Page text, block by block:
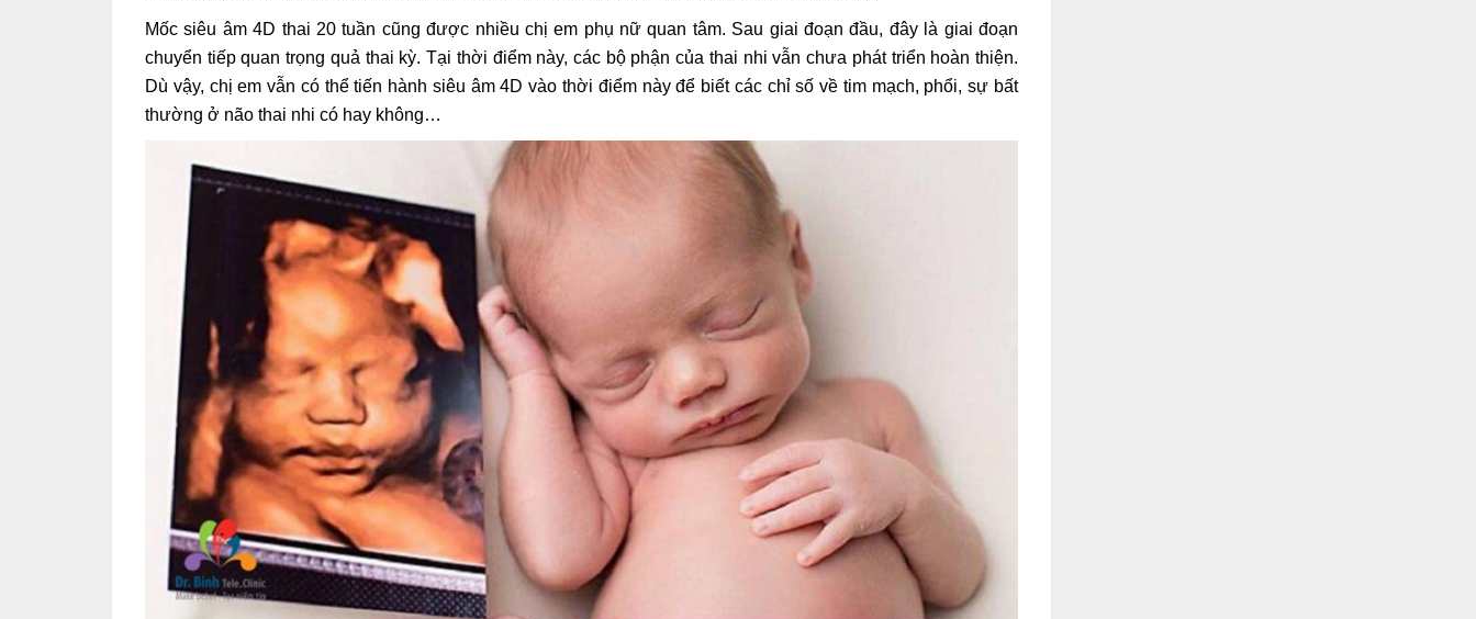
Mốc siêu âm 4D thai 20 tuần cũng được nhiều chị em phụ nữ quan tâm. Sau giai đoạn đầu, đây là giai đoạn
chuyển tiếp quan trọng quả thai kỳ. Tại thời điểm này, các bộ phận của thai nhi vẫn chưa phát triển hoàn thiện.
Dù vậy, chị em vẫn có thể tiến hành siêu âm 4D vào thời điểm này để biết các chỉ số về tim mạch, phổi, sự bất
thường ở não thai nhi có hay không…